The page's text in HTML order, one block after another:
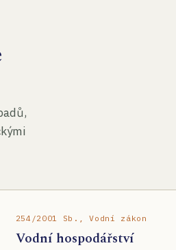
254/2001 Sb., Vodní zákon
Vodní hospodářství